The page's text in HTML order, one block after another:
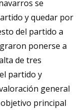
se
y quedar por
del partido a
ponerse a
de tres
partido y
general
principal